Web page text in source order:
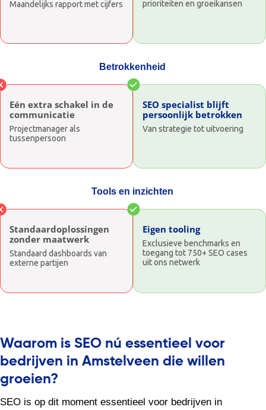
Maandelijks rapport met cijfers
Betrokkenheid
Eén extra schakel in de
communicatie
Projectmanager als
tussenpersoon
Tools en inzichten
Standaardoplossingen
zonder maatwerk
Standaard dashboards van
externe partijen
prioriteiten en groeikansen
SEO specialist blijft
persoonlijk betrokken
Van strategie tot uitvoering
Eigen tooling
Exclusieve benchmarks en
toegang tot 750+ SEO cases
uit ons netwerk
Waarom is SEO nú essentieel voor
bedrijven in Amstelveen die willen
groeien?
SEO is op dit moment essentieel voor bedrijven in